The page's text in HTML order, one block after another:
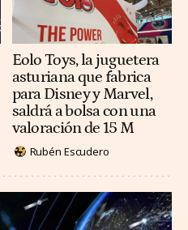
Eolo Toys, la juguetera
asturiana que fabrica
para Disney y Marvel,
saldrá a bolsa con una
valoración de 15 M
Rubén Escudero